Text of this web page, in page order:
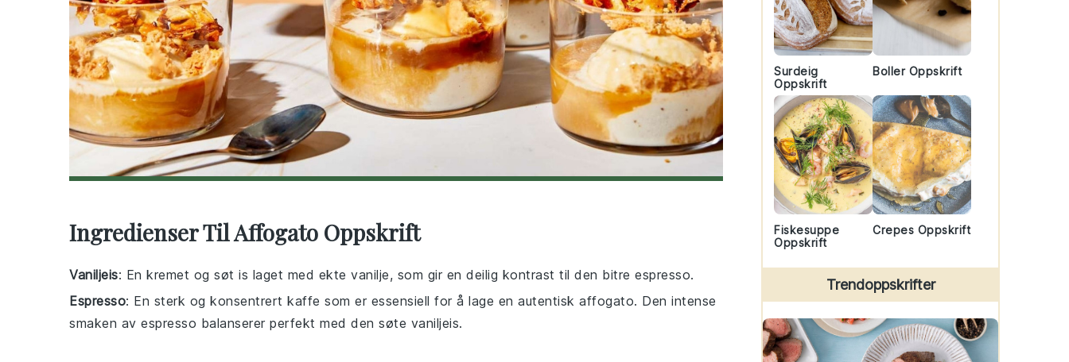
Ingredienser Til Affogato Oppskrift
Vaniljeis: En kremet og søt is laget med ekte vanilje, som gir en deilig kontrast til den bitre espresso.
Espresso: En sterk og konsentrert kaffe som er essensiell for å lage en autentisk affogato. Den intense
smaken av espresso balanserer perfekt med den søte vaniljeis.
Surdeig
Oppskrift
Boller Oppskrift
Fiskesuppe
Oppskrift
Crepes Oppskrift
Trendoppskrifter